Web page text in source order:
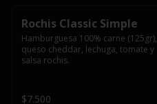
Rochis Classic Simple
Hamburguesa 100% carne (125gr),
queso cheddar, lechuga, tomate y
salsa rochis.
$7.500